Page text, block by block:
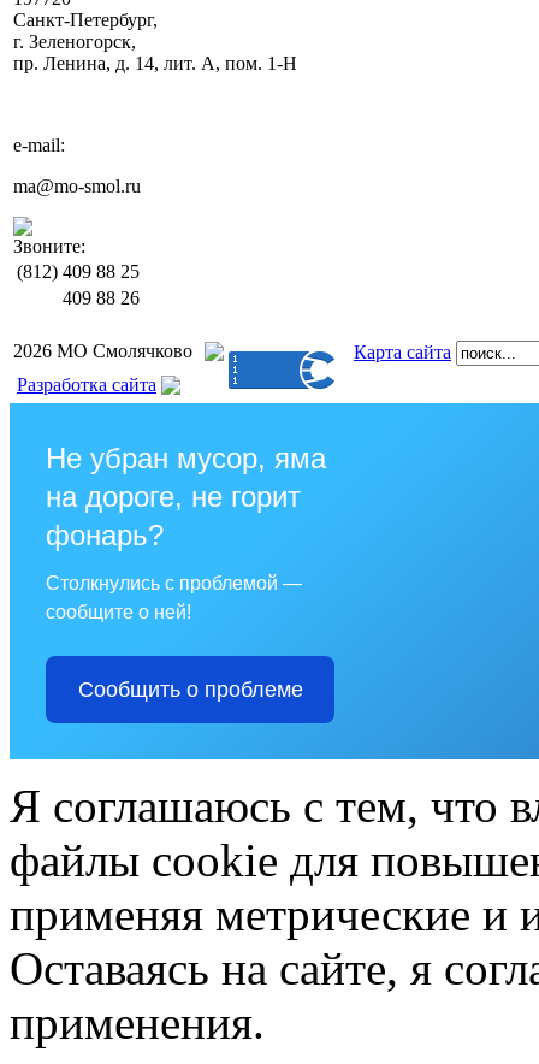
Санкт-Петербург,
г. Зеленогорск,
пр. Ленина, д. 14, лит. А, пом. 1-Н
e-mail:
ma@mo-smol.ru
Звоните:
(812) 409 88 25
409 88 26
2026 МО Смолячково
Карта сайта
Разработка сайта
Не убран мусор, яма
на дороге, не горит
фонарь?
Столкнулись с проблемой —
сообщите о ней!
Сообщить о проблеме
Я соглашаюсь с тем, что
файлы cookie для
применяя метрические и
Оставаясь на сайте, я
применения.